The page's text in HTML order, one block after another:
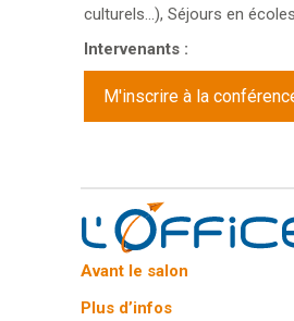
culturels…), Séjours en
Intervenants :
M'inscrire à la
Avant le salon
Plus d’infos